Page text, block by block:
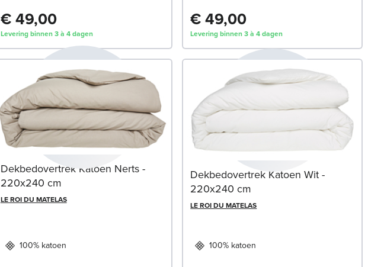
€ 49,00
Levering binnen 3 à 4 dagen
€ 49,00
Levering binnen 3 à 4 dagen
Dekbedovertrek Katoen Nerts -
220x240 cm
LE ROI DU MATELAS
100% katoen
Dekbedovertrek Katoen Wit -
220x240 cm
LE ROI DU MATELAS
100% katoen